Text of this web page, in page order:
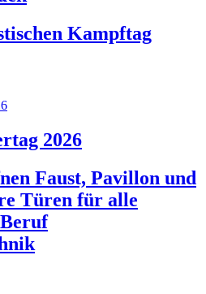
Kampftag
2026
Faust, Pavillon und
Türen für alle